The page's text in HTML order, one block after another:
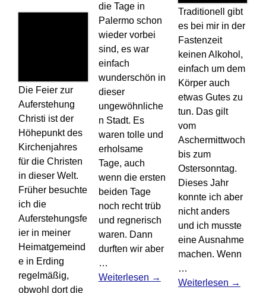
Die Feier zur
Auferstehung
Christi ist der
Höhepunkt des
Kirchenjahres
für die Christen
in dieser Welt.
Früher besuchte
ich die
Auferstehungsfe
ier in meiner
Heimatgemeind
e in Erding
regelmäßig,
obwohl dort die
die Tage in
Palermo schon
wieder vorbei
sind, es war
einfach
wunderschön in
dieser
ungewöhnliche
n Stadt. Es
waren tolle und
erholsame
Tage, auch
wenn die ersten
beiden Tage
noch recht trüb
und regnerisch
waren. Dann
durften wir aber
…
Weiterlesen →
Traditionell gibt
es bei mir in der
Fastenzeit
keinen Alkohol,
einfach um dem
Körper auch
etwas Gutes zu
tun. Das gilt
vom
Aschermittwoch
bis zum
Ostersonntag.
Dieses Jahr
konnte ich aber
nicht anders
und ich musste
eine Ausnahme
machen. Wenn
…
Weiterlesen →